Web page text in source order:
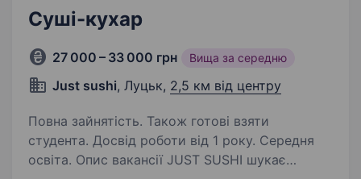
Суші-кухар
27 000 – 33 000 грн Вища за середню
Just sushi, Луцьк, 2,5 км від центру
Повна зайнятість. Також готові взяти
студента. Досвід роботи від 1 року. Середня
освіта. Опис вакансії JUST SUSHI шукає